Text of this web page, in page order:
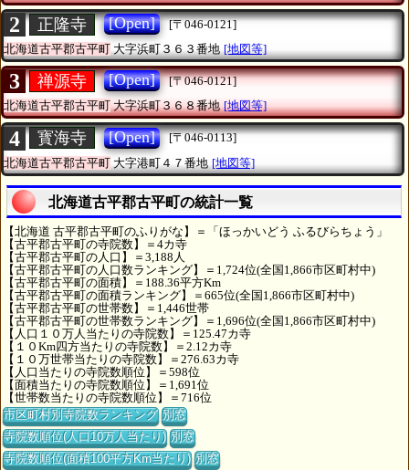
2 正隆寺 [Open]
[〒046-0121]
北海道古平郡古平町大字浜町３６３番地 [地図等]
3 禅源寺 [Open]
[〒046-0121]
北海道古平郡古平町大字浜町３６８番地 [地図等]
4 寳海寺 [Open]
[〒046-0113]
北海道古平郡古平町 大字港町４７番地 [地図等]
北海道古平郡古平町の統計一覧
【北海道 古平郡古平町のふりがな】＝「ほっかいどう ふるびらちょう」
【古平郡古平町の寺院数】＝4カ寺
【古平郡古平町の人口】＝3,188人
【古平郡古平町の人口数ランキング】＝1,724位(全国1,866市区町村中)
【古平郡古平町の面積】＝188.36平方Km
【古平郡古平町の面積ランキング】＝665位(全国1,866市区町村中)
【古平郡古平町の世帯数】＝1,446世帯
【古平郡古平町の世帯数ランキング】＝1,696位(全国1,866市区町村中)
【人口１０万人当たりの寺院数】＝125.47カ寺
【１０Km四方当たりの寺院数】＝2.12カ寺
【１０万世帯当たりの寺院数】＝276.63カ寺
【人口当たりの寺院数順位】＝598位
【面積当たりの寺院数順位】＝1,691位
【世帯数当たりの寺院数順位】＝716位
市区町村別寺院数ランキング 別窓
寺院数順位(人口10万人当たり) 別窓
寺院数順位(面積100平方Km当たり) 別窓